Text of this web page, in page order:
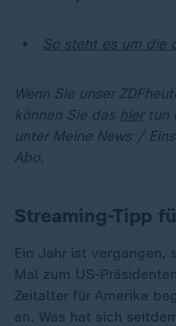
So steht es um die
Wenn Sie unser
können Sie das hiertun
unter Meine News /
Abo.
Streaming-Tipp
Ein Jahr ist vergangen,
Mal zum US-
Zeitalter für Amerika
an. Was hat sich